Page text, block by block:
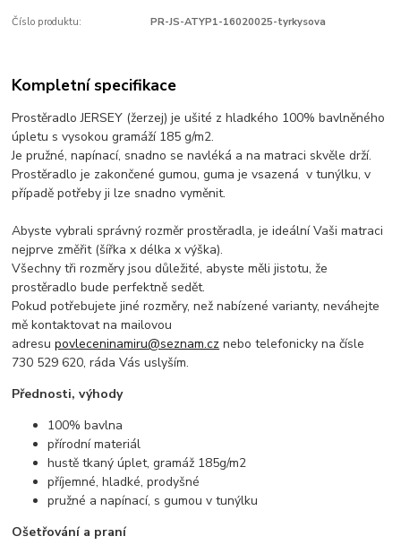
Číslo produktu: PR-JS-ATYP1-16020025-tyrkysova
Kompletní specifikace
Prostěradlo JERSEY (žerzej) je ušité z hladkého 100% bavlněného
úpletu s vysokou gramáží 185 g/m2.
Je pružné, napínací, snadno se navléká a na matraci skvěle drží.
Prostěradlo je zakončené gumou, guma je vsazená v tunýlku, v
případě potřeby ji lze snadno vyměnit.
Abyste vybrali správný rozměr prostěradla, je ideální Vaši matraci
nejprve změřit (šířka x délka x výška).
Všechny tři rozměry jsou důležité, abyste měli jistotu, že
prostěradlo bude perfektně sedět.
Pokud potřebujete jiné rozměry, než nabízené varianty, neváhejte
mě kontaktovat na mailovou
adresupovleceninamiru@seznam.cz nebo telefonicky na čísle
730 529 620, ráda Vás uslyším.
Přednosti, výhody
100% bavlna
přírodní materiál
hustě tkaný úplet, gramáž 185g/m2
příjemné, hladké, prodyšné
pružné a napínací, s gumou v tunýlku
Ošetřování a praní